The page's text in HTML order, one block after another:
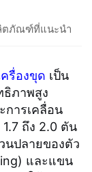
ตภัณฑ์ที่แนะนำ
ครื่องขุด เป็น
ธิภาพสูง
การเคลื่อน
ถึง 2.0 ตัน
ปลายของตัว
และแขน